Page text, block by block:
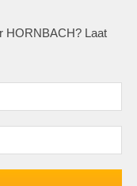
HORNBACH? Laat